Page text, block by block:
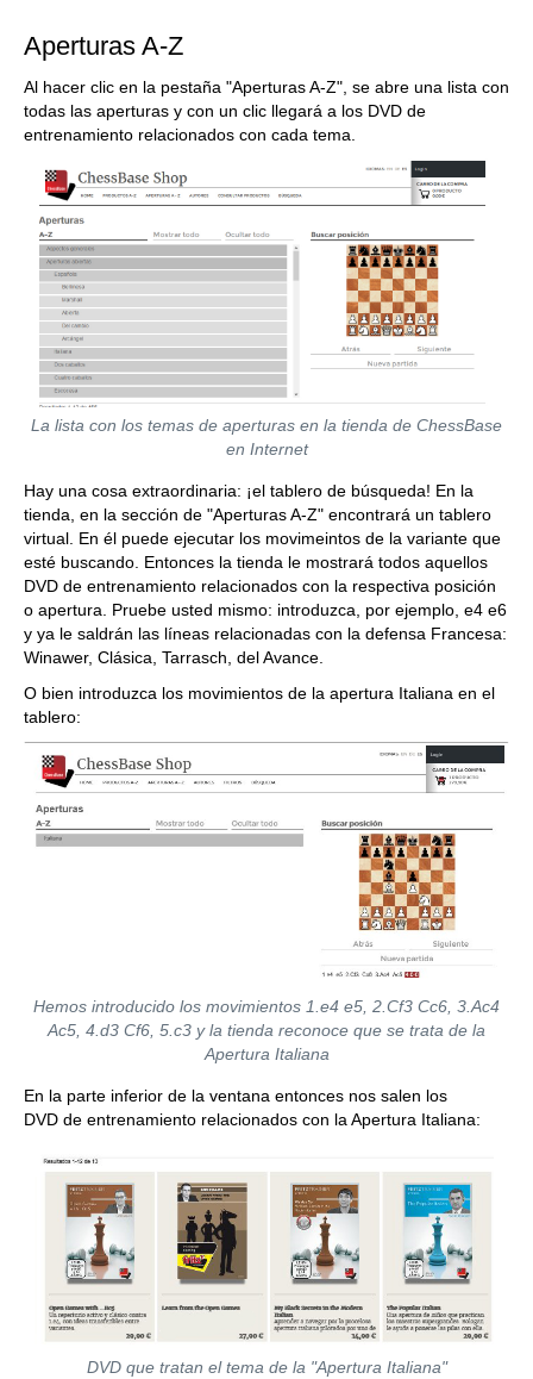
Aperturas A-Z
Al hacer clic en la pestaña "Aperturas A-Z", se abre una lista con
todas las aperturas y con un clic llegará a los DVD de
entrenamiento relacionados con cada tema.
La lista con los temas de aperturas en la tienda de ChessBase
en Internet
Hay una cosa extraordinaria: ¡el tablero de búsqueda! En la
tienda, en la sección de "Aperturas A-Z" encontrará un tablero
virtual. En él puede ejecutar los movimeintos de la variante que
esté buscando. Entonces la tienda le mostrará todos aquellos
DVD de entrenamiento relacionados con la respectiva posición
o apertura. Pruebe usted mismo: introduzca, por ejemplo, e4 e6
y ya le saldrán las líneas relacionadas con la defensa Francesa:
Winawer, Clásica, Tarrasch, del Avance.
O bien introduzca los movimientos de la apertura Italiana en el
tablero:
Hemos introducido los movimientos 1.e4 e5, 2.Cf3 Cc6, 3.Ac4
Ac5, 4.d3 Cf6, 5.c3 y la tienda reconoce que se trata de la
Apertura Italiana
En la parte inferior de la ventana entonces nos salen los
DVD de entrenamiento relacionados con la Apertura Italiana:
DVD que tratan el tema de la "Apertura Italiana"